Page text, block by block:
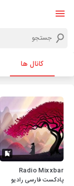
کانال ها
Radio Mixxbar
پادکست فارسی رادیو